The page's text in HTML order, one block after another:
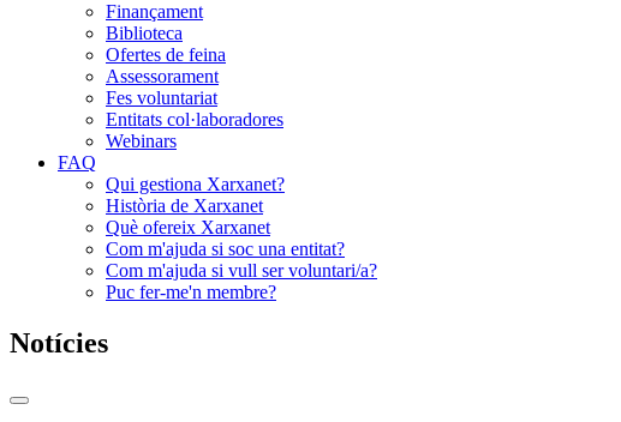
Finançament
Biblioteca
Ofertes de feina
Assessorament
Fes voluntariat
Entitats col·laboradores
Webinars
FAQ
Qui gestiona Xarxanet?
Història de Xarxanet
Què ofereix Xarxanet
Com m'ajuda si soc una entitat?
Com m'ajuda si vull ser voluntari/a?
Puc fer-me'n membre?
Notícies
Commutador